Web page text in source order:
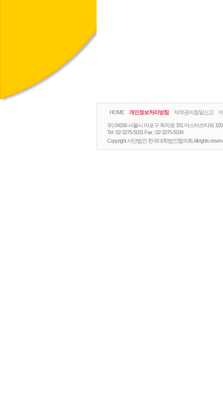
HOME 개인정보처리방침 저작권지침및신고
우) 04156 서울시 마포구 독막로 331 마스터즈타워
Tel :02-3275-5031 Fax :02-3275-5034
Copyright 사단법인 한국대학법인협의회.All rights